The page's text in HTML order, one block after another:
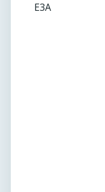
E3A